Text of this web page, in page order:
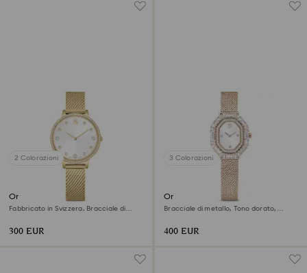
2 Colorazioni
Orologio Clarica
Fabbricato in Svizzera, Bracciale di
300 EUR
3 Colorazioni
Orologio Matrix octagon
Bracciale di metallo, Tono dorato,
400 EUR